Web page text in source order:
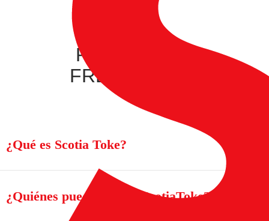
PREGUNTAS
FRECUENTES
¿Qué es Scotia Toke?
¿Quiénes pueden usar #ScotiaToke?